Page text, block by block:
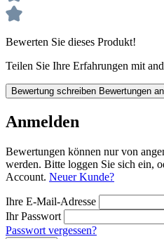
Bewerten Sie dieses Produkt!
Teilen Sie Ihre Erfahrungen mit
Bewertung schreiben Bewertungen
Anmelden
Bewertungen können nur von
werden. Bitte loggen Sie sich ein,
Account. Neuer Kunde?
Ihre E-Mail-Adresse
Ihr Passwort
Passwort vergessen?